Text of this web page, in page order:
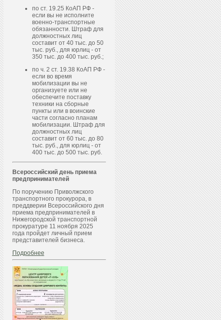
по ст. 19.25 КоАП РФ -
если вы не исполните
военно-транспортные
обязанности. Штраф для
должностных лиц
составит от 40 тыс. до 50
тыс. руб., для юрлиц - от
350 тыс. до 400 тыс. руб.;
по ч. 2 ст. 19.38 КоАП РФ -
если во время
мобилизации вы не
организуете или не
обеспечите поставку
техники на сборные
пункты или в воинские
части согласно планам
мобилизации. Штраф для
должностных лиц
составит от 60 тыс. до 80
тыс. руб., для юрлиц - от
400 тыс. до 500 тыс. руб.
Всероссийский день приема
предпринимателей
По поручению Приволжского
транспортного прокурора, в
преддверии Всероссийского дня
приема предпринимателей в
Нижегородской транспортной
прокуратуре 11 ноября 2025
года пройдет личный прием
представителей бизнеса.
Подробнее